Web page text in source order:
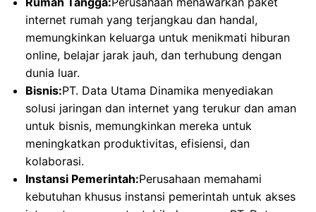
internet rumah yang terjangkau dan handal,
memungkinkan keluarga untuk menikmati hiburan
online, belajar jarak jauh, dan terhubung dengan
dunia luar.
Bisnis:PT. Data Utama Dinamika menyediakan
solusi jaringan dan internet yang terukur dan aman
untuk bisnis, memungkinkan mereka untuk
meningkatkan produktivitas, efisiensi, dan
kolaborasi.
Instansi Pemerintah:Perusahaan memahami
kebutuhan khusus instansi pemerintah untuk akses